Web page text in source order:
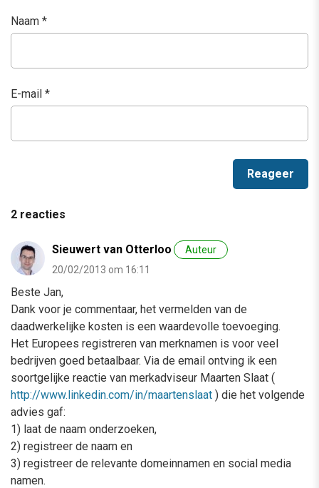
Naam *
E-mail *
2 reacties
Sieuwert van Otterloo
Auteur
20/02/2013 om 16:11
Beste Jan,
Dank voor je commentaar, het vermelden van de
daadwerkelijke kosten is een waardevolle toevoeging.
Het Europees registreren van merknamen is voor veel
bedrijven goed betaalbaar. Via de email ontving ik een
soortgelijke reactie van merkadviseur Maarten Slaat (
http://www.linkedin.com/in/maartenslaat ) die het volgende
advies gaf:
1) laat de naam onderzoeken,
2) registreer de naam en
3) registreer de relevante domeinnamen en social media
namen.